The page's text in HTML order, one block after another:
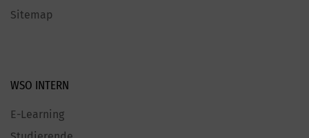
Sitemap
WSO INTERN
E-Learning